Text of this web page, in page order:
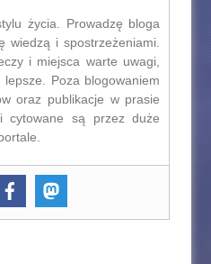
życia. Prowadzę bloga
wiedzą i spostrzeżeniami.
i miejsca warte uwagi,
Poza blogowaniem
oraz publikacje w prasie
cytowane są przez duże